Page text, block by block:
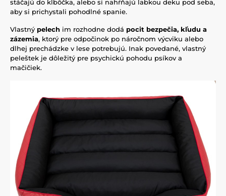
stáčajú do klbôčka, alebo si nahŕňajú labkou deku pod seba,
aby si prichystali pohodlné spanie.
Vlastný pelech im rozhodne dodá pocit bezpečia, kľudu a
zázemia, ktorý pre odpočinok po náročnom výcviku alebo
dlhej prechádzke v lese potrebujú. Inak povedané, vlastný
peleštek je dôležitý pre psychickú pohodu psíkov a
mačičiek.